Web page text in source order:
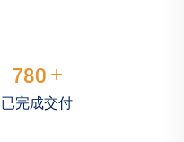
1042+
已完成交付